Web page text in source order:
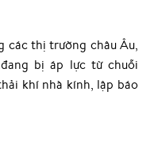
các thị trường châu Âu,
bị áp lực từ chuỗi
khí nhà kính, lập báo